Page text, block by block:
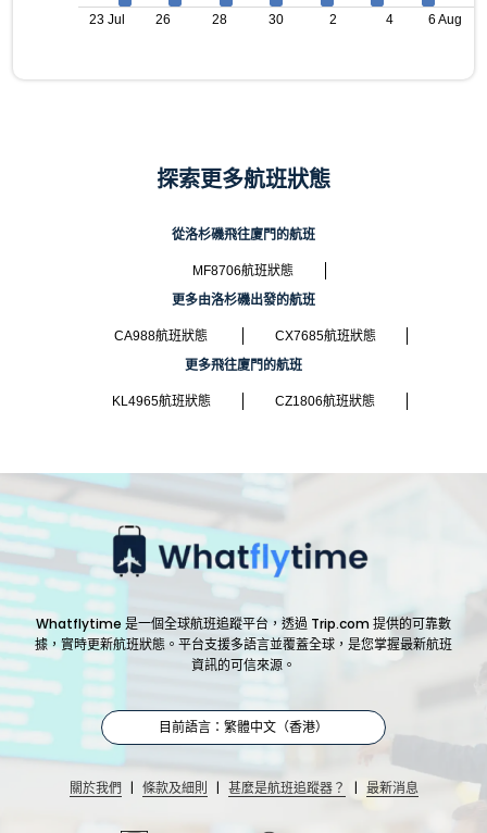
23 Jul 26 28 30 2 4 6 Aug
探索更多航班狀態
從洛杉磯飛往廈門的航班
MF8706航班狀態
更多由洛杉磯出發的航班
CA988航班狀態
CX7685航班狀態
更多飛往廈門的航班
KL4965航班狀態 CZ1806航班狀態
Whatflytime 是一個全球航班追蹤平台，透過 Trip.com 提供的可靠數
據，實時更新航班狀態。平台支援多語言並覆蓋全球，是您掌握最新航班
資訊的可信來源。
目前語言：繁體中文（香港）
關於我們 | 條款及細則 | 甚麼是航班追蹤器？ | 最新消息